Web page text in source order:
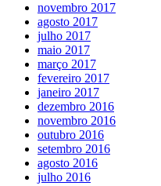
novembro 2017
agosto 2017
julho 2017
maio 2017
março 2017
fevereiro 2017
janeiro 2017
dezembro 2016
novembro 2016
outubro 2016
setembro 2016
agosto 2016
julho 2016